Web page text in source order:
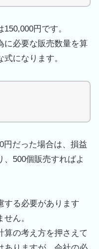
150,000円です。
に必要な販売数量を算
になります。
円だった場合は、損益
500個販売すればよ
する必要があります
ん。
算の考え方を押さえて